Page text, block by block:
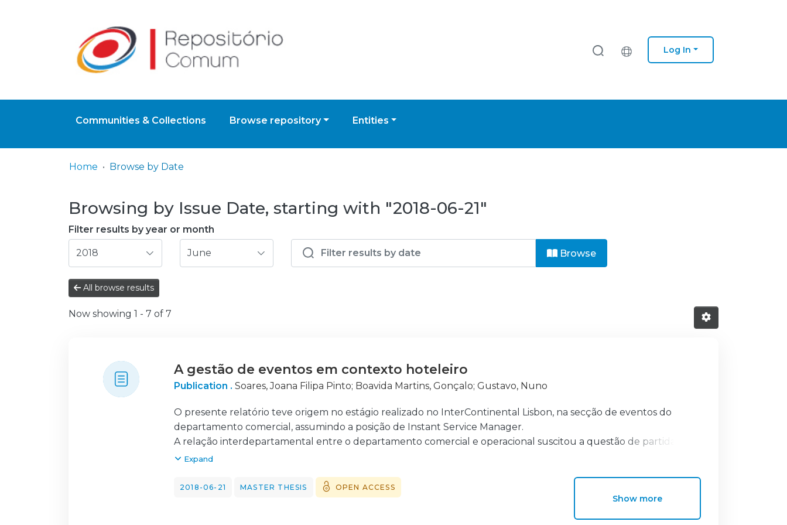
Log In
Communities & Collections Browse repository Entities
Home Browse by Date
Browsing by Issue Date, starting with "2018-06-21"
Filter results by year or month
Browse
All browse results
Now showing 1 - 7 of 7
A gestão de eventos em contexto hoteleiro
Publication . Soares, Joana Filipa Pinto; Boavida Martins, Gonçalo; Gustavo, Nuno
O presente relatório teve origem no estágio realizado no InterContinental Lisbon, na secção de eventos do
departamento comercial, assumindo a posição de Instant Service Manager.
A relação interdepartamental entre o departamento comercial e operacional suscitou a questão de partida
”Terá a estrutura organizacional de um hotel influência no sucesso dos eventos organizados?”, originando o
eventos organizados. Os três conceitos chave para o desenrolar do estudo são: hotel, recursos humanos e
Foi feita uma análise geral das empresas, a nível estrutural, aplicando a análise apenas às unidades hoteleiras, e
Expand
2018-06-21 MASTER THESIS OPEN ACCESS
Show more